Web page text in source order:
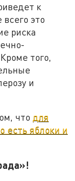
к
это
риска
того,
и
что для
есть яблоки и